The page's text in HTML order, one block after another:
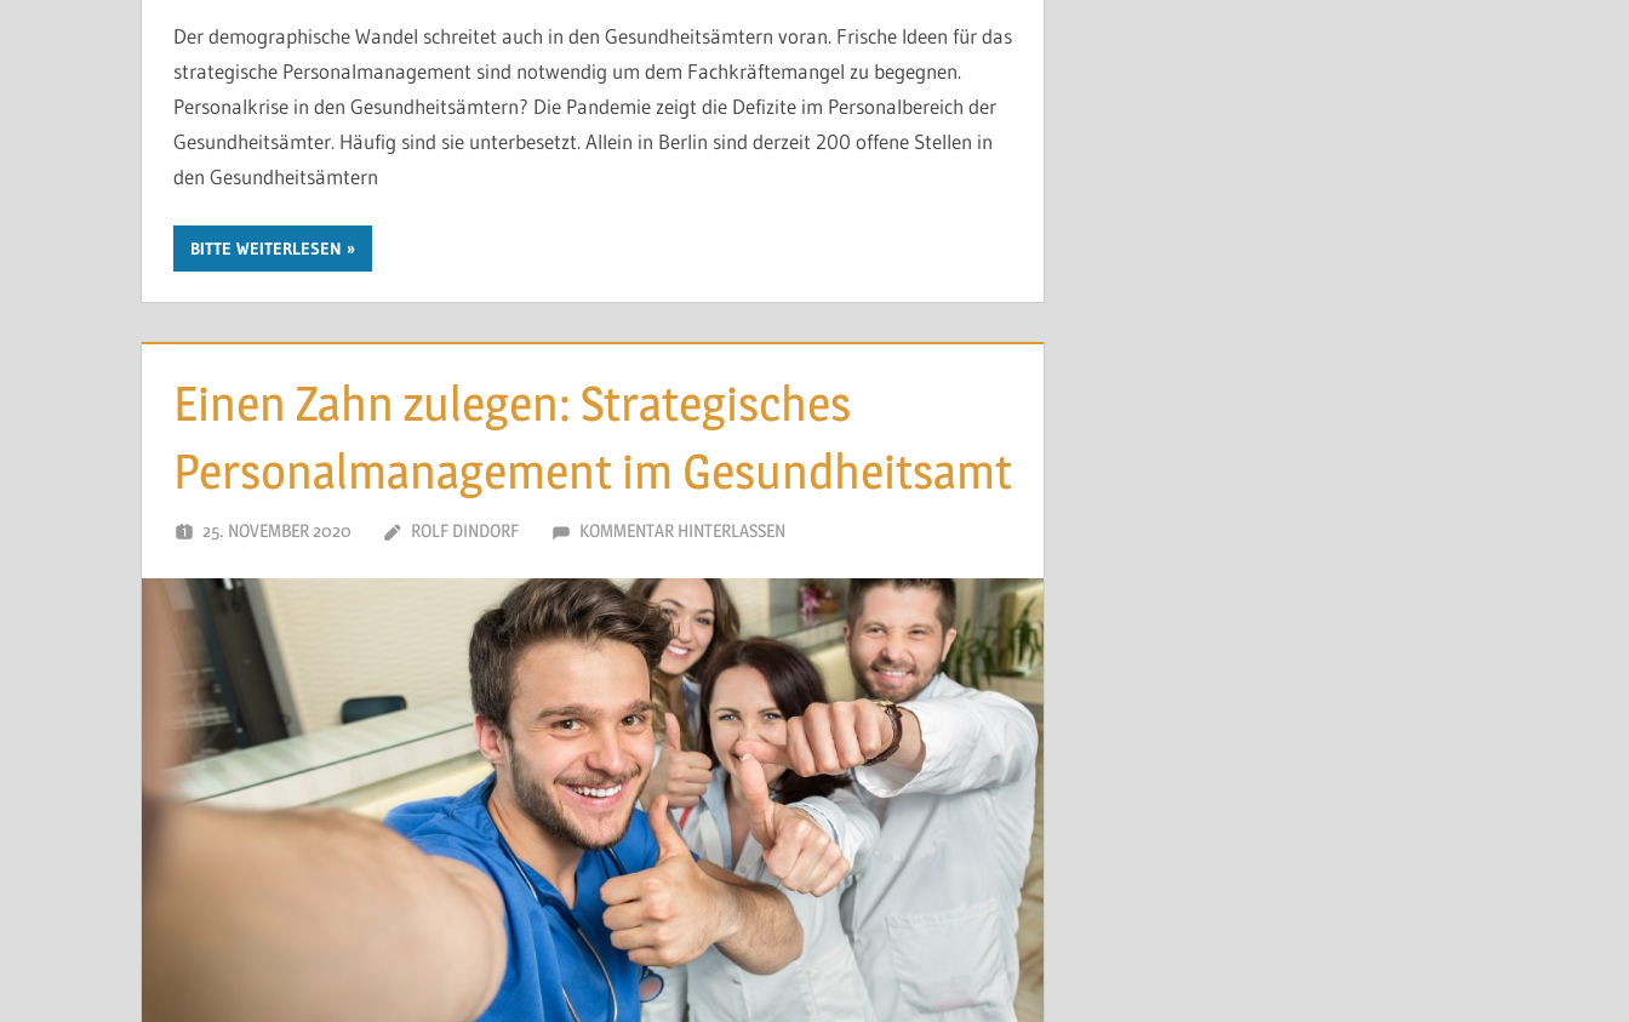
Der demographische Wandel schreitet auch in den Gesundheitsämtern voran. Frische Ideen für das
strategische Personalmanagement sind notwendig um dem Fachkräftemangel zu begegnen.
Personalkrise in den Gesundheits­äm­tern? Die Pandemie zeigt die Defizite im Personalbereich der
Gesundheitsämter. Häufig sind sie unterbesetzt. Allein in Berlin sind derzeit 200 offene Stellen in
den Gesundheitsämtern
BITTE WEITERLESEN
Einen Zahn zulegen: Strategisches
Personalmanagement im Gesundheitsamt
25. NOVEMBER 2020 ROLF DINDORF KOMMENTAR HINTERLASSEN